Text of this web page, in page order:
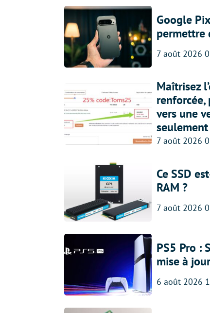
Google
permettre
7 août 2026
Maîtrisez
renforcée,
vers une
7 août 2026
Ce SSD
RAM ?
7 août 2026
PS5 Pro :
mise à
6 août 2026